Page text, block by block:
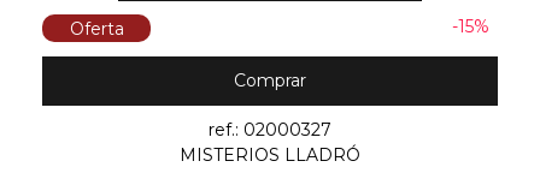
Oferta -15%
Comprar
ref.: 02000327
MISTERIOS LLADRÓ